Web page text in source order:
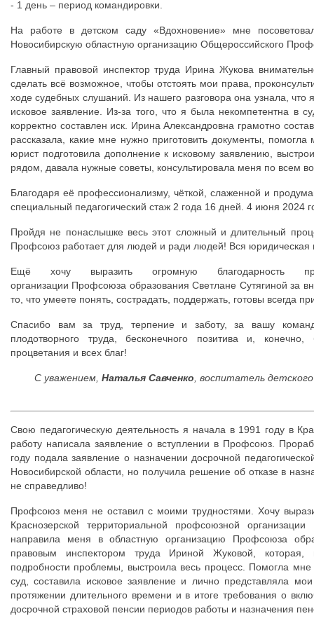
- 1 день – период командировки.
На работе в детском саду «Вдохновение» мне
Новосибирскую областную организацию Общероссийского
Главный правовой инспектор труда Ирина Жукова
сделать всё возможное, чтобы отстоять мои права,
ходе судебных слушаний. Из нашего разговора она узнала, что
исковое заявление. Из-за того, что я была некомпетентна в
корректно составлен иск. Ирина Александровна грамотно
рассказала, какие мне нужно приготовить документы,
юрист подготовила дополнение к исковому заявлению,
рядом, давала нужные советы, консультировала меня по всем
Благодаря её профессионализму, чёткой, слаженной и
специальный педагогический стаж 2 года 16 дней. 4 июня 2024
Пройдя не понаслышке весь этот сложный и длительный
Профсоюз работает для людей и ради людей! Вся юридическая
Ещё хочу выразить огромную благодарность
организации Профсоюза образования Светлане Сутягиной за
то, что умеете понять, сострадать, поддержать, готовы всегда
Спасибо вам за труд, терпение и заботу, за вашу
плодотворного труда, бесконечного позитива и,
процветания и всех благ!
С уважением, Наталья Савченко , воспитатель
Свою педагогическую деятельность я начала в 1991 году в
работу написала заявление о вступлении в Профсоюз.
году подала заявление о назначении досрочной
Новосибирской области, но получила решение об отказе в
не справедливо!
Профсоюз меня не оставил с моими трудностями. Хочу
Краснозерской территориальной профсоюзной
направила меня в областную организацию Профсоюза
правовым инспектором труда Ириной Жуковой,
подробности проблемы, выстроила весь процесс. Помогла
суд, составила исковое заявление и лично представляла
протяжении длительного времени и в итоге требования о
досрочной страховой пенсии периодов работы и назначения